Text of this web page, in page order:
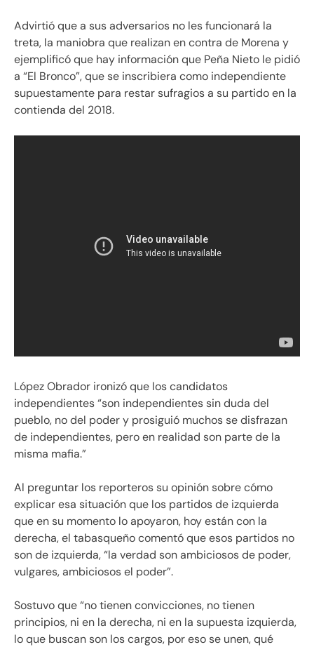
Advirtió que a sus adversarios no les funcionará la
treta, la maniobra que realizan en contra de Morena y
ejemplificó que hay información que Peña Nieto le pidió
a “El Bronco”, que se inscribiera como independiente
supuestamente para restar sufragios a su partido en la
contienda del 2018.
López Obrador ironizó que los candidatos
independientes “son independientes sin duda del
pueblo, no del poder y prosiguió muchos se disfrazan
de independientes, pero en realidad son parte de la
misma mafia.”
Al preguntar los reporteros su opinión sobre cómo
explicar esa situación que los partidos de izquierda
que en su momento lo apoyaron, hoy están con la
derecha, el tabasqueño comentó que esos partidos no
son de izquierda, “la verdad son ambiciosos de poder,
vulgares, ambiciosos el poder”.
Sostuvo que “no tienen convicciones, no tienen
principios, ni en la derecha, ni en la supuesta izquierda,
lo que buscan son los cargos, por eso se unen, qué